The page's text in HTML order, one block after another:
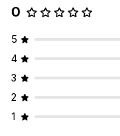
0
5
4
3
2
1